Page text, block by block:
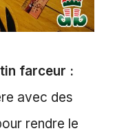
farceur :
avec des
rendre le